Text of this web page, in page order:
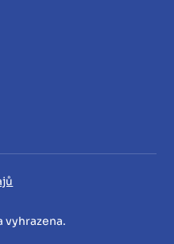
vyhrazena.